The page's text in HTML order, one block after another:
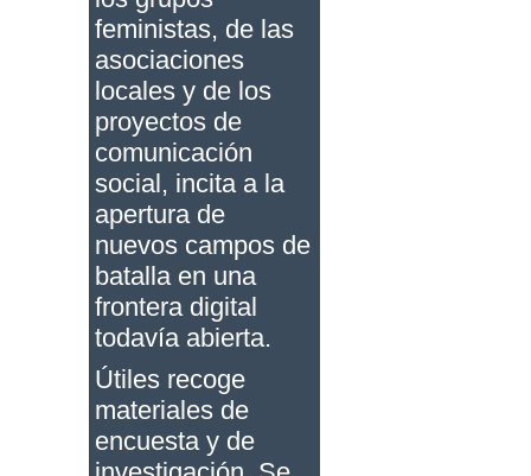
feministas, de las
asociaciones
locales y de los
proyectos de
comunicación
social, incita a la
apertura de
nuevos campos de
batalla en una
frontera digital
todavía abierta.
Útiles recoge
materiales de
encuesta y de